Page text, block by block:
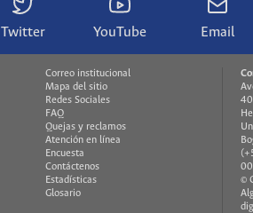
Twitter YouTube Email
Correo institucional
Mapa del sitio
Redes Sociales
FAQ
Quejas y reclamos
Atención en línea
Encuesta
Contáctenos
Estadísticas
Glosario
©